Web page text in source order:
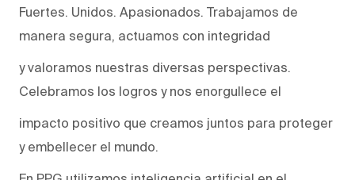
Fuertes. Unidos. Apasionados. Trabajamos de
manera segura, actuamos con integridad
y valoramos nuestras diversas perspectivas.
Celebramos los logros y nos enorgullece el
impacto positivo que creamos juntos para proteger
y embellecer el mundo.